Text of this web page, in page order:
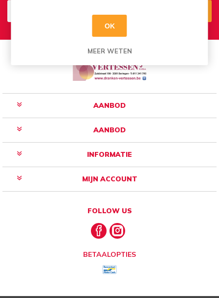
Opzeggen
AANBOD
AANBOD
INFORMATIE
MIJN ACCOUNT
FOLLOW US
BETAALOPTIES
OK
MEER WETEN